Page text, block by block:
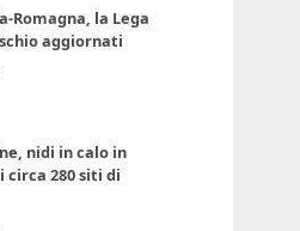
Romagna, la Lega
aggiornati
nidi in calo in
280 siti di